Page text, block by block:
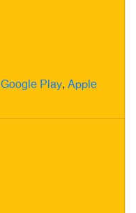
Google Play, Apple